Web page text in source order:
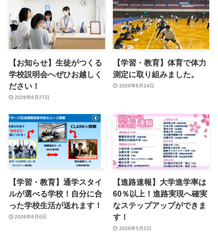
【お知らせ】生徒がつくる
学校説明会へぜひお越しく
ださい！
2026年6月27日
【学習・教育】体育で体力
測定に取り組みました。
2026年6月24日
【学習・教育】通学スタイ
ルが選べる学校！自分に合
った学校生活が送れます！
2026年6月6日
【進路速報】大学進学率は
60％以上！進路実現へ確実
なステップアップができま
す！
2026年5月2日